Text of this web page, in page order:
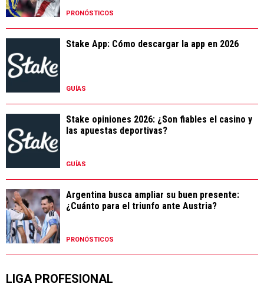
PRONÓSTICOS
Stake App: Cómo descargar la app en 2026
GUÍAS
Stake opiniones 2026: ¿Son fiables el casino y
las apuestas deportivas?
GUÍAS
Argentina busca ampliar su buen presente:
¿Cuánto para el triunfo ante Austria?
PRONÓSTICOS
LIGA PROFESIONAL